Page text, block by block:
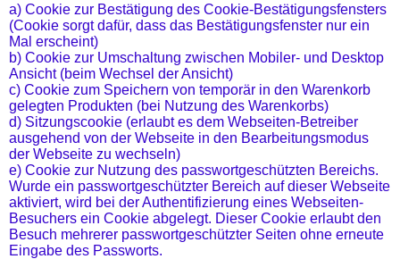
a) Cookie zur Bestätigung des Cookie-Bestätigungsfensters
(Cookie sorgt dafür, dass das Bestätigungsfenster nur ein
Mal erscheint)
b) Cookie zur Umschaltung zwischen Mobiler- und Desktop
Ansicht (beim Wechsel der Ansicht)
c) Cookie zum Speichern von temporär in den Warenkorb
gelegten Produkten (bei Nutzung des Warenkorbs)
d) Sitzungscookie (erlaubt es dem Webseiten-Betreiber
ausgehend von der Webseite in den Bearbeitungsmodus
der Webseite zu wechseln)
e) Cookie zur Nutzung des passwortgeschützten Bereichs.
Wurde ein passwortgeschützter Bereich auf dieser Webseite
aktiviert, wird bei der Authentifizierung eines Webseiten-
Besuchers ein Cookie abgelegt. Dieser Cookie erlaubt den
Besuch mehrerer passwortgeschützter Seiten ohne erneute
Eingabe des Passworts.